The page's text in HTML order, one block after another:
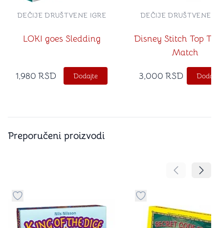
LOKI goes Sledding
DEČIJE DRUŠTVENE IGRE
1,980 RSD Dodajte
Disney Stitch Top
Match
DEČIJE DRUŠTVENE
3,000 RSD
Preporučeni proizvodi
Pomeranje
Dugme za dodavanje stvari u kategoriju omiljeno
Dugme za dodavanje